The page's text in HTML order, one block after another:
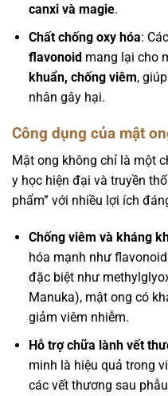
canxi và magie.
Chất chống oxy hóa:
flavonoidmang lại cho
khuẩn, chống viêm,
nhân gây hại.
Công dụng của mật
Mật ong không chỉ là một
y học hiện đại và truyền
phẩm” với nhiều lợi ích
Chống viêm và kháng
hóa mạnh như
đặc biệt như
Manuka), mật ong có
giảm viêm nhiễm.
Hỗ trợ chữa lành vết
minh là hiệu quả trong
các vết thương sau